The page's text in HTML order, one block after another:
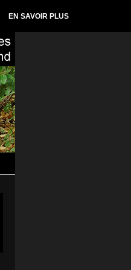
EN SAVOIR PLUS